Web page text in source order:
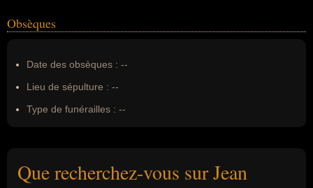
Obsèques
Date des obsèques : --
Lieu de sépulture : --
Type de funérailles : --
Que recherchez-vous sur Jean